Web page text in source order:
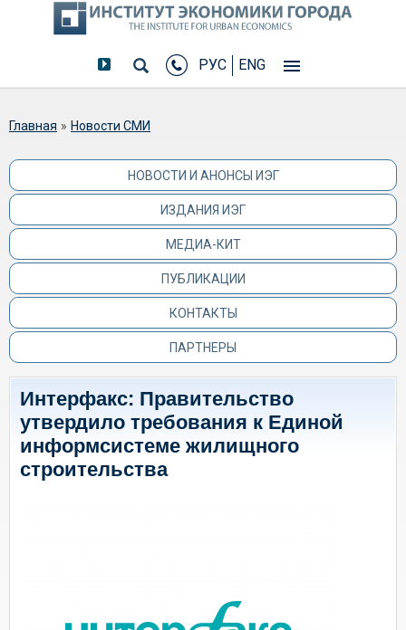
РУС ENG
Вы здесь
Главная » Новости СМИ
НОВОСТИ И АНОНСЫ ИЭГ
ИЗДАНИЯ ИЭГ
МЕДИА-КИТ
ПУБЛИКАЦИИ
КОНТАКТЫ
ПАРТНЕРЫ
Интерфакс: Правительство
утвердило требования к Единой
информсистеме жилищного
строительства